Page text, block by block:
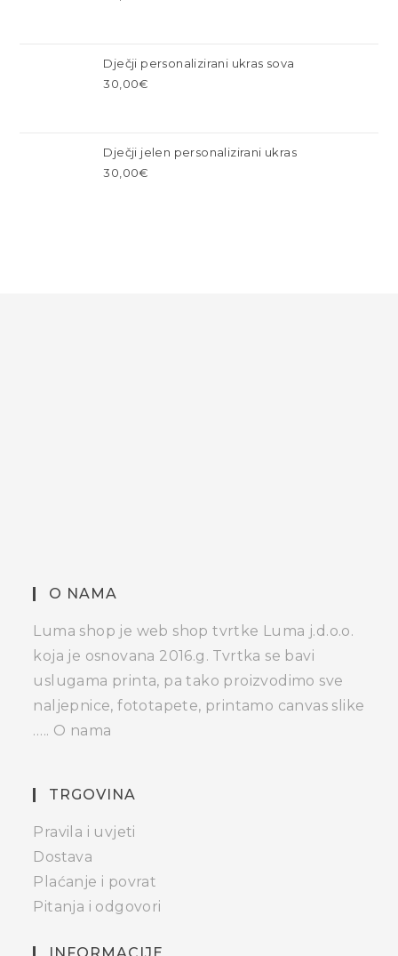
Dječji personalizirani ukras sova
30,00€
Dječji jelen personalizirani ukras
30,00€
O NAMA
Luma shop je web shop tvrtke Luma j.d.o.o.
koja je osnovana 2016.g. Tvrtka se bavi
uslugama printa, pa tako proizvodimo sve
naljepnice, fototapete, printamo canvas slike
….. O nama
TRGOVINA
Pravila i uvjeti
Dostava
Plaćanje i povrat
Pitanja i odgovori
INFORMACIJE